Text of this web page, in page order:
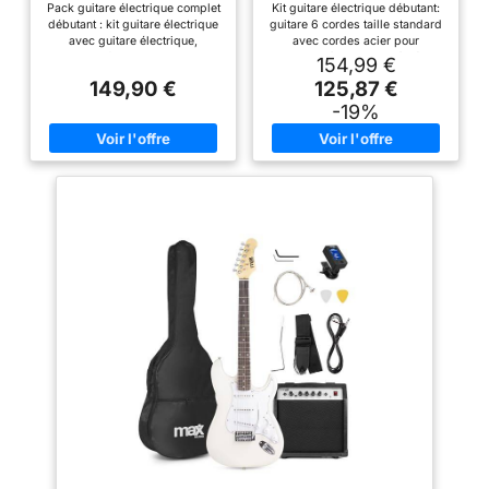
Pack guitare électrique complet
débutant : kit guitare électrique
avec guitare électrique,
jouer dès réception. idéal pour
Guitare électrique adulte et
enfant polyvalente : guitare
électrique taille standard
Apprentissage facile guitare
débutant : progressez
applications comme yousician.
ce pack guitare électrique
permet un apprentissage
simple, ludique et motivant Kit
guitare électrique avec
accessoires complets :
accordeur numérique,
médiators, bras vibrato et
housse inclus pour accorder,
jouer et transporter votre guitare
facilement Idée cadeau guitare
électrique débutant : pack
149,90 €
Kit guitare électrique débutant:
guitare 6 cordes taille standard
avec cordes acier pour
apprendre à la maison, à l’école
ou en répétition. Amplificateur
10 W inclus: ampli de pratique
avec câble et sortie casque
pour jouer fort ou en privé. Pack
de démarrage complet: housse,
sangle, cordes de rechange et
débutants. Finition Noir:
ensemble pratique pour
premiers riffs, accords, cours et
exercices de rock.
154,99 €
125,87 €
-19%